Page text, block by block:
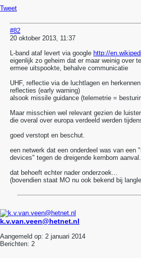
Tweet
#82
20 oktober 2013, 11:37
L-band ataf levert via google http://
eigenlijk zo geheim dat er maar weinig over
ermee uitspookte, behalve communicatie
UHF, reflectie via de luchtlagen en
reflecties (early warning)
alsook missile guidance (telemetrie =
Maar misschien wel relevant gezien de
die overal over europa verdeeld werden
goed verstopt en beschut.
een netwerk dat een onderdeel was van een
devices" tegen de dreigende kernbom aanval.
dat behoeft echter nader onderzoek...
(bovendien staat MO nu ook bekend bij
k.v.van.veen@hetnet.nl
Aangemeld op: 2 januari 2014
Berichten: 2